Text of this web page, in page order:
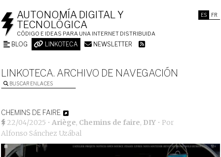
ES FR
AUTONOMÍA DIGITAL Y
TECNOLÓGICA
CÓDIGO E IDEAS PARA UNA INTERNET DISTRIBUIDA
BLOG LINKOTECA NEWSLETTER
LINKOTECA. ARCHIVO DE NAVEGACIÓN
BUSCAR ENLACES
CHEMINS DE FAIRE
22/04/2025 •Ariège, Chemins de faire, DIY • Por
Alfonso Sánchez Uzábal